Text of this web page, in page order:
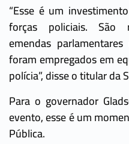
“Esse é um
forças policiais. São
emendas
foram empregados em
polícia”, disse o titular da
Para o governador
evento, esse é um
Pública.